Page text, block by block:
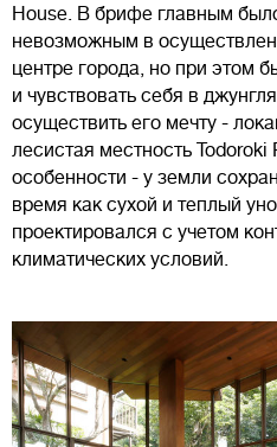
House. В брифе главным
невозможным в
центре города, но при этом
и чувствовать себя в
осуществить его мечту -
лесистая местность
особенности - у земли
время как сухой и теплый
проектировался с учетом
климатических условий.